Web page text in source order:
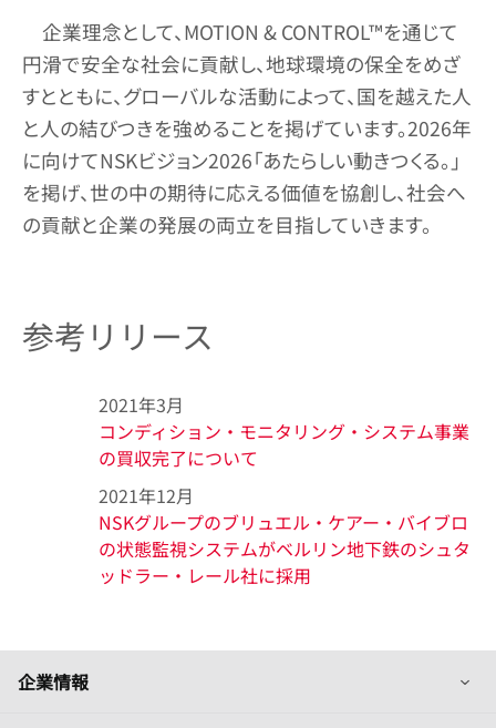
企業理念として、MOTION & CONTROL™を通じて
円滑で安全な社会に貢献し、地球環境の保全をめざ
すとともに、グローバルな活動によって、国を越えた人
と人の結びつきを強めることを掲げています。2026年
に向けてNSKビジョン2026「あたらしい動きつくる。」
を掲げ、世の中の期待に応える価値を協創し、社会へ
の貢献と企業の発展の両立を目指していきます。
参考リリース
2021年3月
コンディション・モニタリング・システム事業
の買収完了について
2021年12月
NSKグループのブリュエル・ケアー・バイブロ
の状態監視システムがベルリン地下鉄のシュタ
ッドラー・レール社に採用
企業情報 列